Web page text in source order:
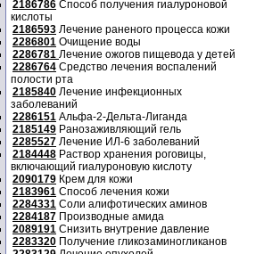
2186786 Способ получения гиалуроновой
кислоты
2186593 Лечение раненого процесса кожи
2286801 Очищение воды
2286781 Лечение ожогов пищевода у детей
2286764 Средство лечения воспалений
полости рта
2185840 Лечение инфекционных
заболеваний
2286151 Альфа-2-Дельта-Лиганда
2185149 Ранозаживляющий гель
2285527 Лечение ИЛ-6 заболеваний
2184448 Раствор хранения роговицы,
включающий гиалуроновую кислоту
2090179 Крем для кожи
2183961 Способ лечения кожи
2284331 Соли алифотических аминов
2284187 Производные амида
2089191 Снизить внутрение давление
2283320 Получение гликозаминогликанов